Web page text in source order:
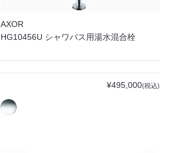
AXOR
HG10456U シャワバス用湯水混合栓
¥495,000(税込)